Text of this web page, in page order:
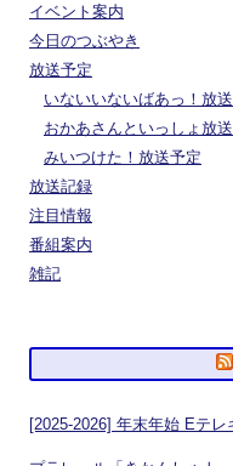
イベント案内
今日のつぶやき
放送予定
いないいないばあっ！放
おかあさんといっしょ放
みいつけた！放送予定
放送記録
注目情報
番組案内
雑記
[2025-2026] 年末年始 Eテ